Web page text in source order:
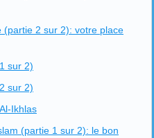
2 sur 2): votre place
sur 2)
sur 2)
Ikhlas
(partie 1 sur 2): le bon